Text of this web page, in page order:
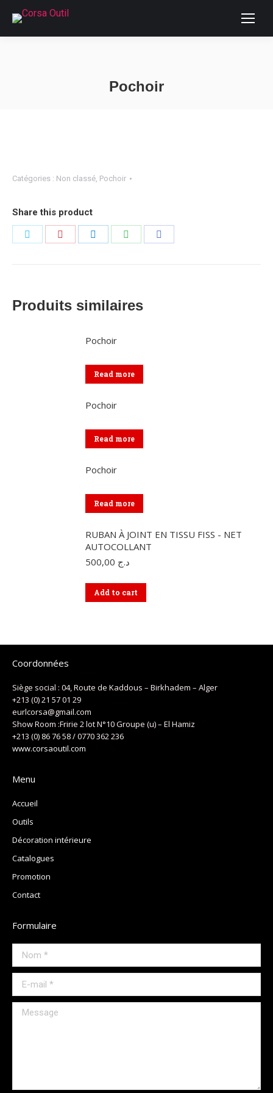
Pochoir
Catégories : Non classé, Pochoir
Share this product
Partager Partager Partager Partager
Produits similaires
Pochoir
Read more
Pochoir
Read more
Pochoir
Read more
RUBAN À JOINT EN TISSU FISS - NET
AUTOCOLLANT
د.ج
Add to cart
Coordonnées
Siège social : 04, Route de Kaddous – Birkhadem – Alger
+213 (0) 21 57 01 29
eurlcorsa@gmail.com
Show Room :Fririe 2 lot N°10 Groupe (u) – El Hamiz
+213 (0) 86 76 58 / 0770 362 236
www.corsaoutil.com
Menu
Accueil
Outils
Décoration intérieure
Catalogues
Promotion
Contact
Formulaire
Nom *
E-mail *
Message